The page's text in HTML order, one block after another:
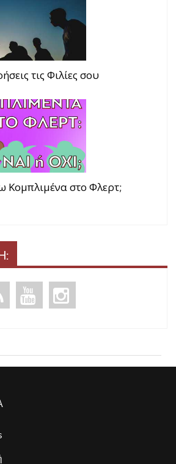
τις Φιλίες σου
Κομπλιμένα στο Φλερτ;